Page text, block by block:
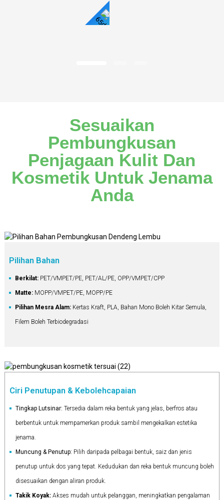
Sesuaikan
Pembungkusan
Penjagaan Kulit Dan
Kosmetik Untuk Jenama
Anda
Pilihan Bahan
Berkilat: PET/VMPET/PE, PET/AL/PE, OPP/VMPET/CPP
Matte:MOPP/VMPET/PE, MOPP/PE
Pilihan Mesra Alam:Kertas Kraft, PLA, Bahan Mono Boleh Kitar Semula,
Filem Boleh Terbiodegradasi
Ciri Penutupan & Kebolehcapaian
Tingkap Lutsinar: Tersedia dalam reka bentuk yang jelas, berfros atau
berbentuk untuk mempamerkan produk sambil mengekalkan estetika
jenama.
Muncung & Penutup: Pilih daripada pelbagai bentuk, saiz dan jenis
penutup untuk dos yang tepat. Kedudukan dan reka bentuk muncung boleh
disesuaikan dengan aliran produk.
Takik Koyak: Akses mudah untuk pelanggan, meningkatkan pengalaman